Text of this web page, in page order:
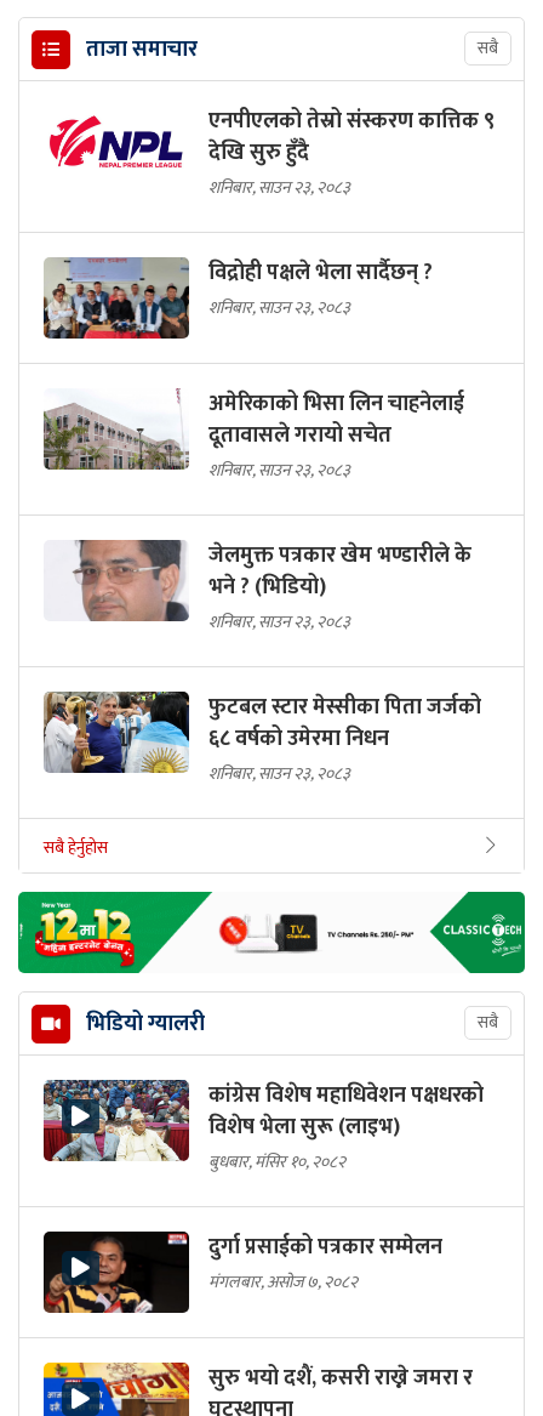
ताजा समाचार सबै
एनपीएलको तेस्रो संस्करण कात्तिक ९
देखि सुरु हुँदै
शनिबार, साउन २३, २०८३
विद्रोही पक्षले भेला सार्दैछन् ?
शनिबार, साउन २३, २०८३
अमेरिकाको भिसा लिन चाहनेलाई
दूतावासले गरायो सचेत
शनिबार, साउन २३, २०८३
जेलमुक्त पत्रकार खेम भण्डारीले के
भने ? (भिडियो)
शनिबार, साउन २३, २०८३
फुटबल स्टार मेस्सीका पिता जर्जको
६८ वर्षको उमेरमा निधन
शनिबार, साउन २३, २०८३
सबै हेर्नुहोस
भिडियो ग्यालरी सबै
कांग्रेस विशेष महाधिवेशन पक्षधरको
विशेष भेला सुरू (लाइभ)
बुधबार, मंसिर १०, २०८२
दुर्गा प्रसाईको पत्रकार सम्मेलन
मंगलबार, असोज ७, २०८२
सुरु भयो दशैं, कसरी राख्ने जमरा र